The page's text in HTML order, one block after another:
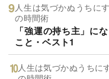
人生は気づかぬうちに
の時間術
「強運の持ち主」に
こと・ベスト1
人生は気づかぬうちに